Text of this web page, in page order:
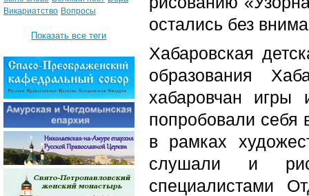
остались без
Хабаровская
образования
хабаровчан игры
попробовали себя
в рамках
слушали и
специалистами
Викариатство Вопросы
Показать все теги